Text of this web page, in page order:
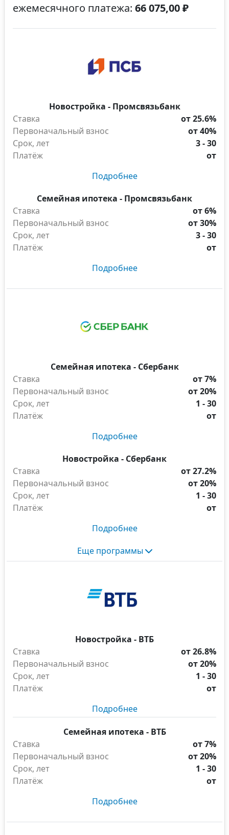
ежемесячного платежа: 66 075,00 ₽
Новостройка - Промсвязьбанк
Ставка
от 25.6%
Первоначальный взнос
от 40%
Срок, лет
3 - 30
Платёж
от
Подробнее
Семейная ипотека - Промсвязьбанк
Ставка
от 6%
Первоначальный взнос
от 30%
Срок, лет
3 - 30
Платёж
от
Подробнее
Семейная ипотека - Сбербанк
Ставка
от 7%
Первоначальный взнос
от 20%
Срок, лет
1 - 30
Платёж
от
Подробнее
Новостройка - Сбербанк
Ставка
от 27.2%
Первоначальный взнос
от 20%
Срок, лет
1 - 30
Платёж
от
Подробнее
Еще программы
Новостройка - ВТБ
Ставка
от 26.8%
Первоначальный взнос
от 20%
Срок, лет
1 - 30
Платёж
от
Подробнее
Семейная ипотека - ВТБ
Ставка
от 7%
Первоначальный взнос
от 20%
Срок, лет
1 - 30
Платёж
от
Подробнее